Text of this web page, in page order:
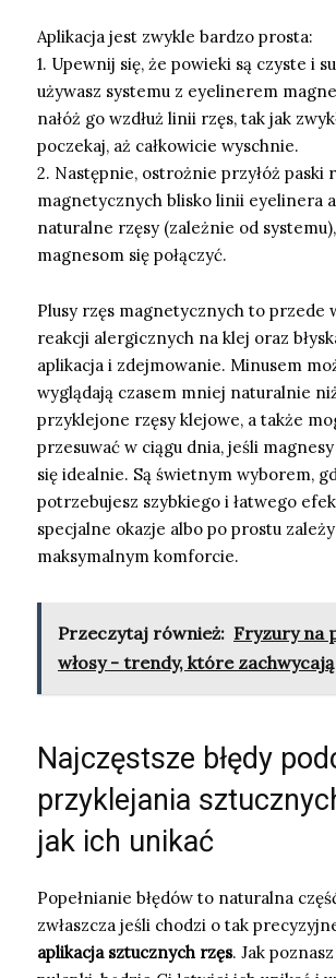
Aplikacja jest zwykle bardzo prosta:
1. Upewnij się, że powieki są czyste i
używasz systemu z eyelinerem
nałóż go wzdłuż linii rzęs, tak jak
poczekaj, aż całkowicie wyschnie.
2. Następnie, ostrożnie przyłóż paski
magnetycznych blisko linii eyelinera
naturalne rzęsy (zależnie od
magnesom się połączyć.
Plusy rzęs magnetycznych to przede
reakcji alergicznych na klej oraz
aplikacja i zdejmowanie. Minusem
wyglądają czasem mniej naturalnie
przyklejone rzęsy klejowe, a także
przesuwać w ciągu dnia, jeśli
się idealnie. Są świetnym wyborem,
potrzebujesz szybkiego i łatwego
specjalne okazje albo po prostu
maksymalnym komforcie.
Przeczytaj również: Fryzury na
włosy - trendy, które zachwycają
Najczęstsze błędy
przyklejania
jak ich unikać
Popełnianie błędów to naturalna
zwłaszcza jeśli chodzi o tak
aplikacja sztucznych rzęs. Jak